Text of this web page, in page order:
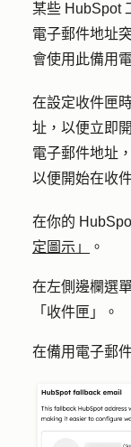
某些 HubSpot
電子郵件地址
會使用此備用
在設定收件匣
址，以便立即
電子郵件地址
以便開始在收
在你的
定圖示」
。
在左側邊欄選
「 收件匣 」。
在備用電子郵